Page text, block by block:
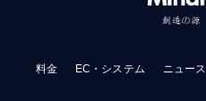
料金 EC・システム ニュース